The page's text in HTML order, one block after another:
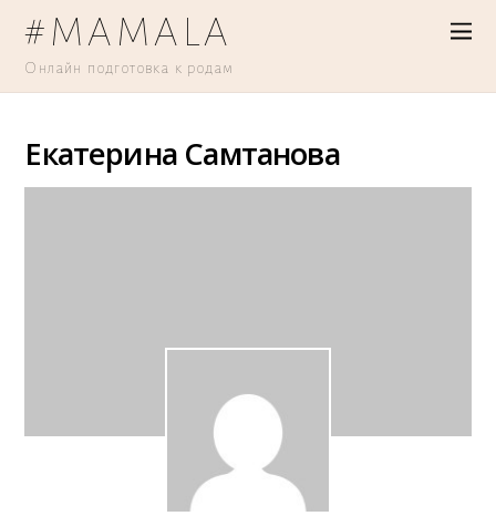
#MAMALA
Онлайн подготовка к родам
Екатерина Самтанова